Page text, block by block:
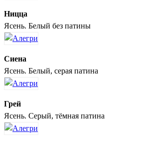
Ницца
Ясень. Белый без патины
Сиена
Ясень. Белый, серая патина
Грей
Ясень. Серый, тёмная патина